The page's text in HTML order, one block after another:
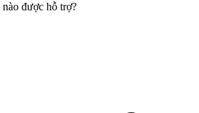
được hỗ trợ?